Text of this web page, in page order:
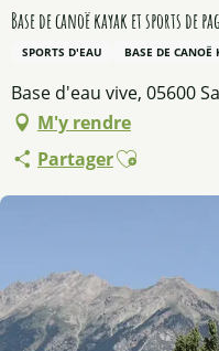
Base de canoë kayak et sports de
SPORTS D'EAU BASE DE
Base d'eau vive, 05600
M'y rendre
PartagerAjouter aux